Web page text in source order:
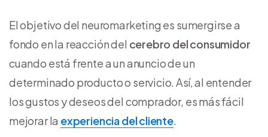
El objetivo del neuromarketing es sumergirse a
fondo en la reacción del cerebro del consumidor
cuando está frente a un anuncio de un
determinado producto o servicio. Así, al entender
los gustos y deseos del comprador, es más fácil
mejorar la experiencia del cliente.